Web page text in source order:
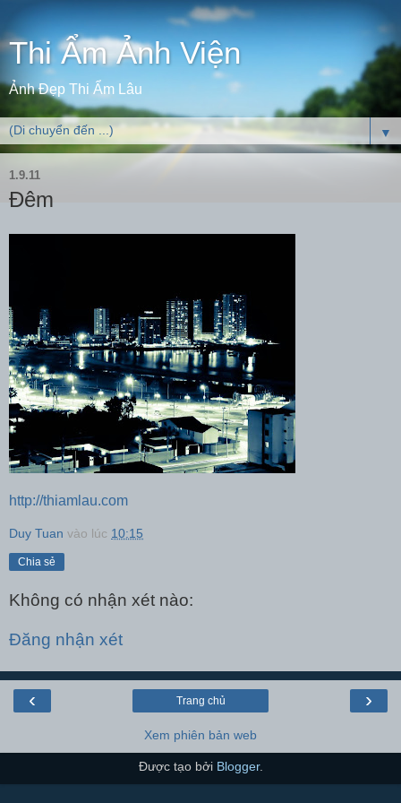
Thi Ẩm Ảnh Viện
Ảnh Đẹp Thi Ẩm Lâu
▼
1.9.11
Đêm
http://thiamlau.com
Duy Tuan vào lúc 10:15
Chia sẻ
Không có nhận xét nào:
Đăng nhận xét
‹ ›
Trang chủ
Xem phiên bản web
Được tạo bởi Blogger.